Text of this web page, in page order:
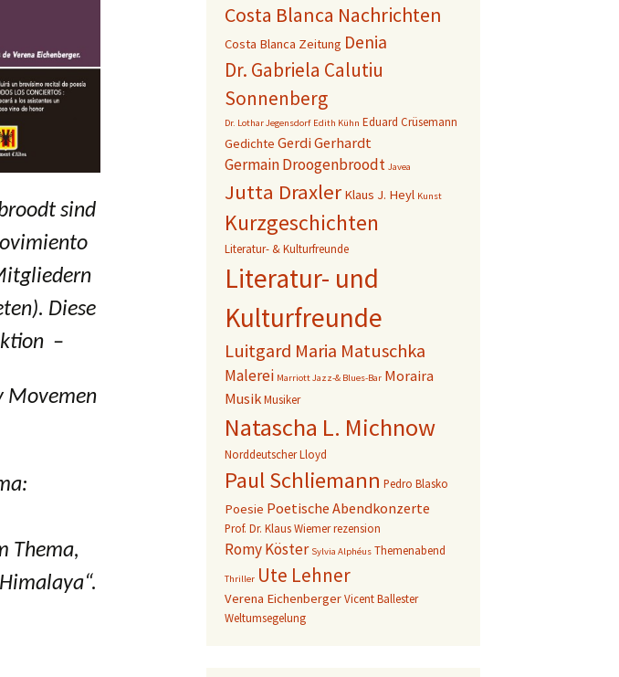
sind
Diese
–
Movemen
Thema,
Costa Blanca Nachrichten
Costa Blanca Zeitung Denia
Dr. Gabriela Calutiu
Sonnenberg
Dr. Lothar Jegensdorf Edith Kühn Eduard Crüsemann
Gedichte Gerdi Gerhardt
Germain Droogenbroodt Javea
Jutta Draxler Klaus J. Heyl Kunst
Kurzgeschichten
Literatur- & Kulturfreunde
Literatur- und
Kulturfreunde
Luitgard Maria Matuschka
Malerei Marriott Jazz-& Blues-Bar Moraira
MusikMusiker
Natascha L. Michnow
Norddeutscher Lloyd
Paul Schliemann Pedro Blasko
Poesie Poetische Abendkonzerte
Prof. Dr. Klaus Wiemerrezension
Romy Köster Sylvia Alphéus Themenabend
Thriller Ute Lehner
Verena EichenbergerVicent Ballester
Weltumsegelung